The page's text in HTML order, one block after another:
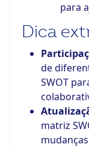
para
Dica
de
SWOT
matriz